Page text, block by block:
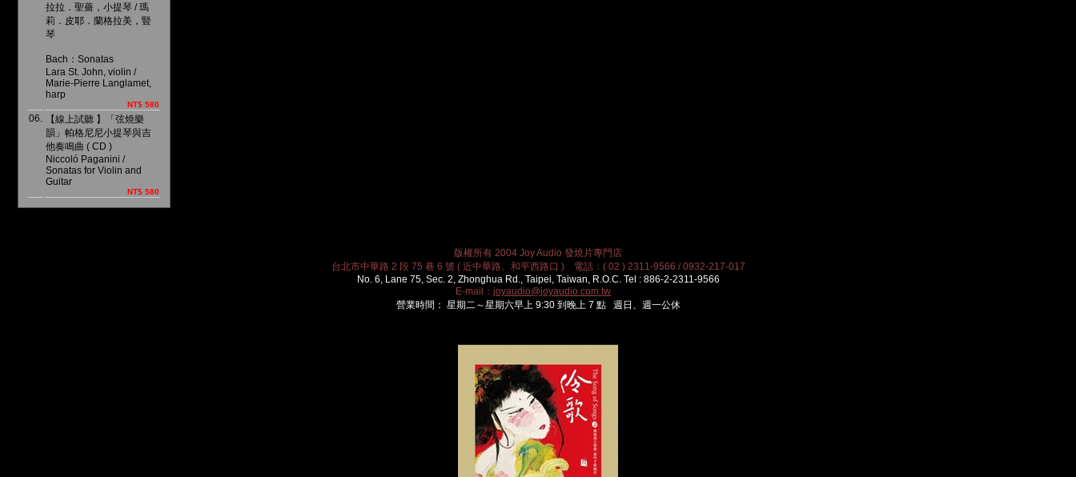
拉拉．聖薔，小提琴 / 瑪
莉．皮耶．蘭格拉美，豎
琴
Bach：Sonatas
Lara St. John, violin /
Marie-Pierre Langlamet,
harp
NT$ 580
06.
【線上試聽 】「弦燒樂
韻」帕格尼尼小提琴與吉
他奏鳴曲 ( CD )
Niccoló Paganini /
Sonatas for Violin and
Guitar
NT$ 580
版權所有 2004 Joy Audio 發燒片專門店
台北市中華路 2 段 75 巷 6 號 ( 近中華路、和平西路口 ) 電話：( 02 ) 2311-9566 / 0932-217-017
No. 6, Lane 75, Sec. 2, Zhonghua Rd., Taipei, Taiwan, R.O.C. Tel : 886-2-2311-9566
E-mail： joyaudio@joyaudio.com.tw
營業時間： 星期二～星期六早上 9:30 到晚上 7 點 週日、週一公休